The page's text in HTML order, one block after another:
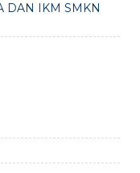
DAN IKM SMKN